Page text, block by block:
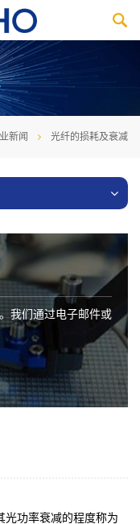
新闻 光纤的损耗及衰减
我们通过电子邮件或
功率衰减的程度称为